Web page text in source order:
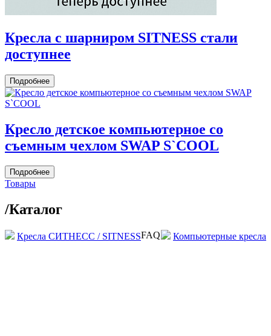
Кресла c шарниром SITNESS стали
доступнее
Подробнее
Кресло детское компьютерное со
съемным чехлом SWAP S`COOL
Подробнее
Товары
/Каталог
Компьютерные кресла
Кресла СИТНЕСС / SITNESSFAQ